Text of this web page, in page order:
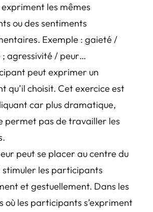
expriment les mêmes
ou des sentiments
Exemple : gaieté /
; agressivité / peur…
peut exprimer un
qu’il choisit. Cet exercice est
car plus dramatique,
permet pas de travailler les
peut se placer au centre du
stimuler les participants
et gestuellement. Dans les
où les participants s’expriment